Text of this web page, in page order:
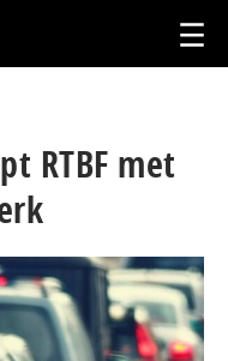
RTBF met